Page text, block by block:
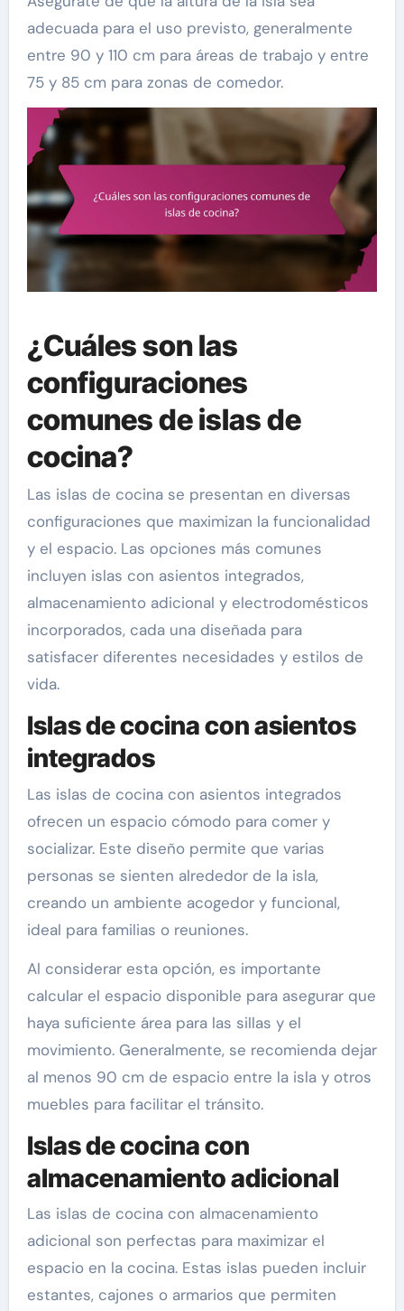
adecuada para el uso previsto, generalmente
entre 90 y 110 cm para áreas de trabajo y entre
75 y 85 cm para zonas de comedor.
¿Cuáles son las
configuraciones
comunes de islas de
cocina?
Las islas de cocina se presentan en diversas
configuraciones que maximizan la funcionalidad
y el espacio. Las opciones más comunes
incluyen islas con asientos integrados,
almacenamiento adicional y electrodomésticos
incorporados, cada una diseñada para
satisfacer diferentes necesidades y estilos de
vida.
Islas de cocina con asientos
integrados
Las islas de cocina con asientos integrados
ofrecen un espacio cómodo para comer y
socializar. Este diseño permite que varias
personas se sienten alrededor de la isla,
creando un ambiente acogedor y funcional,
ideal para familias o reuniones.
Al considerar esta opción, es importante
calcular el espacio disponible para asegurar que
haya suficiente área para las sillas y el
movimiento. Generalmente, se recomienda dejar
al menos 90 cm de espacio entre la isla y otros
muebles para facilitar el tránsito.
Islas de cocina con
almacenamiento adicional
Las islas de cocina con almacenamiento
adicional son perfectas para maximizar el
espacio en la cocina. Estas islas pueden incluir
estantes, cajones o armarios que permiten